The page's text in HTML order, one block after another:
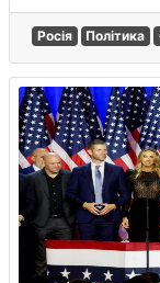
Росія Політика